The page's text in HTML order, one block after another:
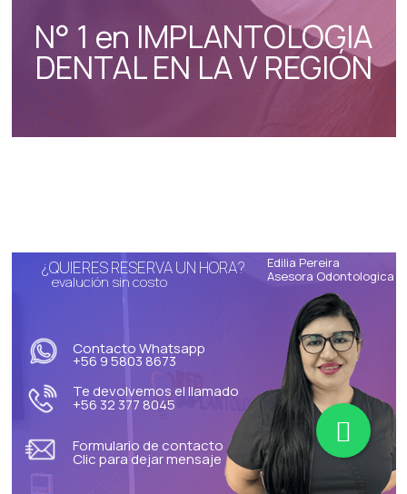
N° 1 en IMPLANTOLOGIA
DENTAL EN LA V REGIÓN
Contacto Whatsapp
+56 9 5803 8673
Te devolvemos el llamado
+56 32 377 8045
Formulario de contacto
Clic para dejar mensaje
Edilia Pereira
Asesora Odontologica
¿QUIERES RESERVA UN HORA?
evalución sin costo